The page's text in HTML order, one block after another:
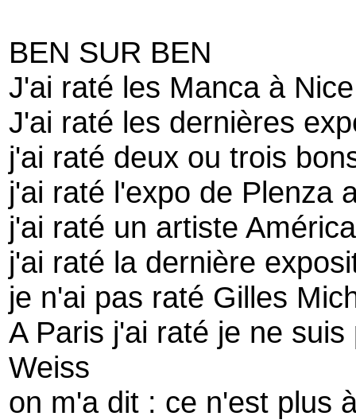
BEN SUR BEN
J'ai raté les Manca à
J'ai raté les dernières
j'ai raté deux ou trois
j'ai raté l'expo de Plenza
j'ai raté un artiste
j'ai raté la dernière
je n'ai pas raté Gilles
A Paris j'ai raté je ne
Weiss
on m'a dit : ce n'est plus